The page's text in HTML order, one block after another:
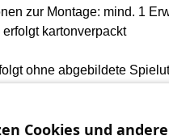
zur Montage: mind. 1
kartonverpackt
ohne abgebildete
von 3 bis 12 Jahre
Cookies und